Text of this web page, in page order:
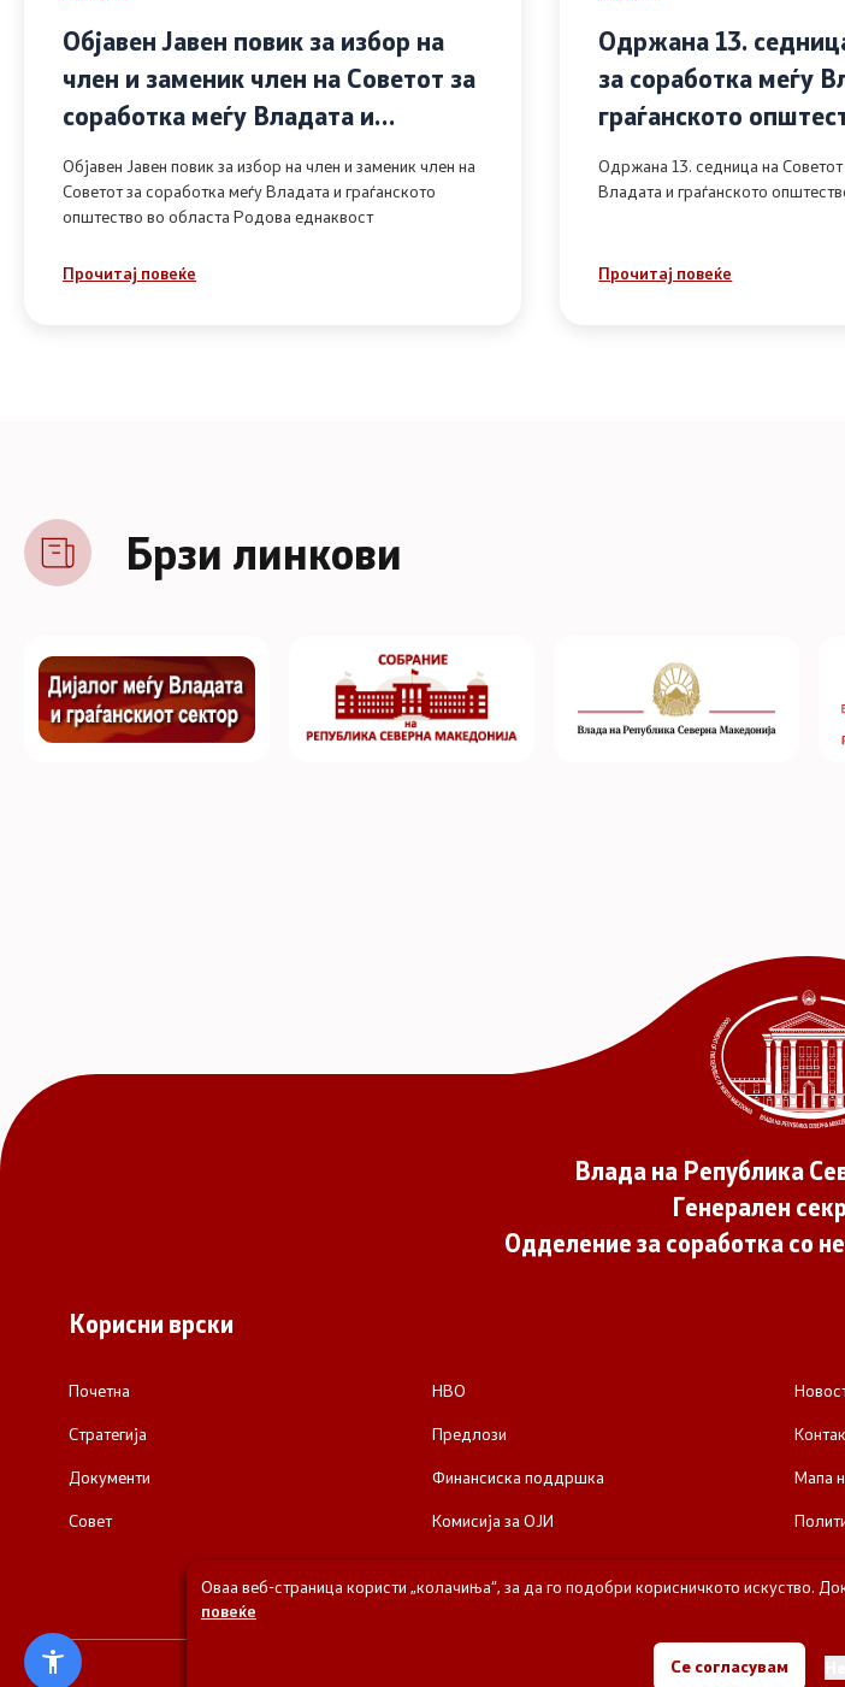
Објавен Јавен повик за избор на
член и заменик член на Советот за
соработка меѓу Владата и
граѓанското општество во областа
Родова еднаквост
Објавен Јавен повик за избор на член и заменик член на
Советот за соработка меѓу Владата и граѓанското
општество во областа Родова еднаквост
Прочитај повеќе
Одржана 13.
за соработка меѓу
граѓанското
Одржана 13. седница на
Владата и граѓанското
Прочитај повеќе
Брзи линкови
Влада на Република
Генерален
Одделение за соработка со
Корисни врски
Почетна
Стратегија
Документи
Совет
НВО
Предлози
Финансиска поддршка
Комисија за ОЈИ
Мапа
© 2026 Одделение за соработка со невладините
Оваа веб-страница користи „колачиња“, за да го подобри корисничкото искуство.
повеќе
Се согласувам